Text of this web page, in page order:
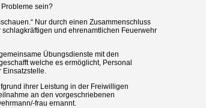
sein?
Nur durch einen Zusammenschluss
und ehrenamtlichen Feuerwehr
Übungsdienste mit den
welche es ermöglicht, Personal
ihrer Leistung in der Freiwilligen
an den vorgeschriebenen
frau ernannt.